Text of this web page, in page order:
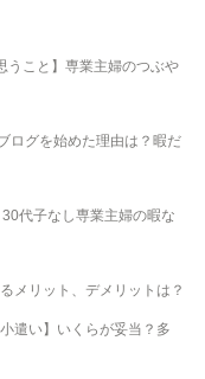
うこと】専業主婦のつぶや
ログを始めた理由は？暇だ
代子なし専業主婦の暇な
メリット、デメリットは？
遣い】いくらが妥当？多